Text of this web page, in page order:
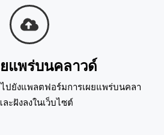
ยแพร่บนคลาวด์
ไปยังแพลตฟอร์มการเผยแพร่บนคลา
ละฝังลงในเว็บไซต์